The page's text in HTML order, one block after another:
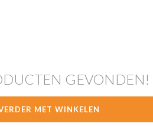
GEVONDEN!
MET WINKELEN